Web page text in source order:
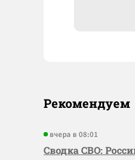
Рекомендуем
вчера в 08:01
Сводка СВО: